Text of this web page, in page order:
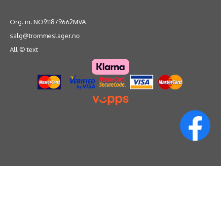
Org. nr. NO911879662MVA
salg@trommeslager.no
All © text